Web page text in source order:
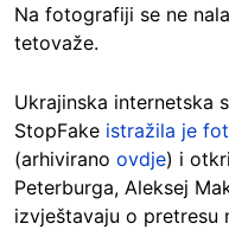
Na fotografiji se ne
tetovaže.
Ukrajinska internetska
StopFake istražila je
(arhivirano ovdje) i
Peterburga, Aleksej
izvještavaju o pretresu